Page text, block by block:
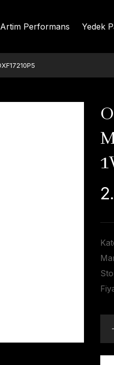
Artim Performans Yedek